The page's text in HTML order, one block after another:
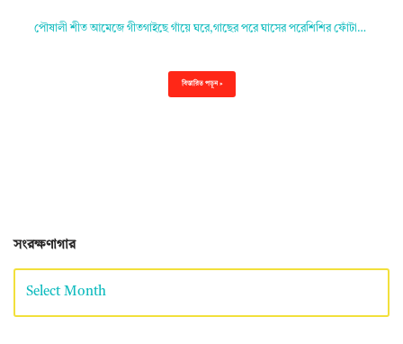
পৌষালী শীত আমেজে গীতগাইছে গাঁয়ে ঘরে,গাছের পরে ঘাসের পরেশিশির ফোঁটা…
বিস্তারিত পড়ুন »
সংরক্ষণাগার